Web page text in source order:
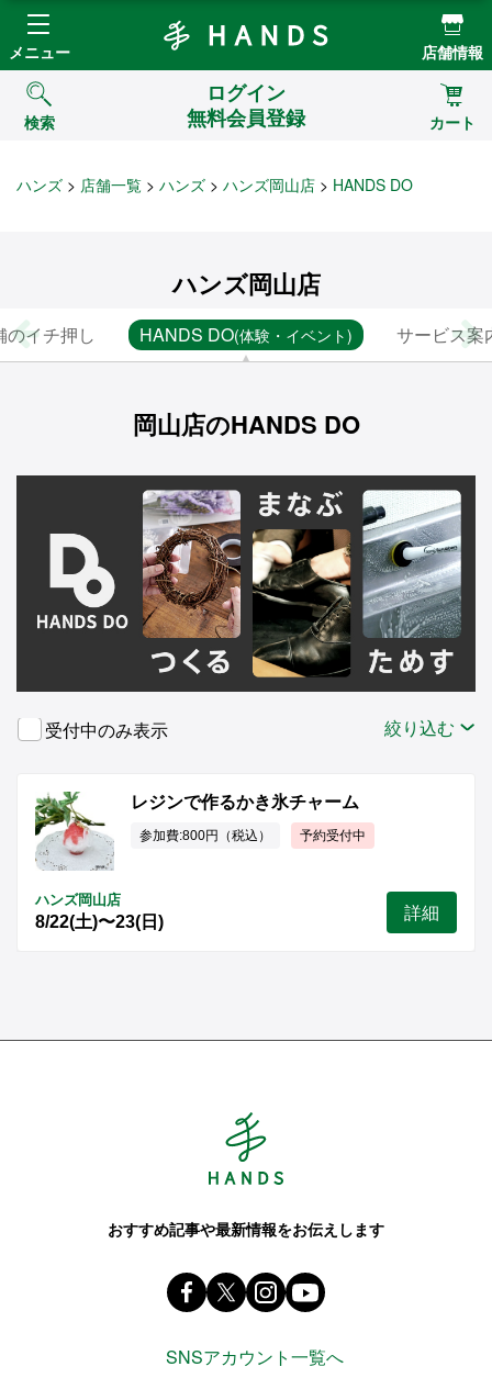
Hands ハンズ
メニュー 店舗情報
検索
ログイン
無料会員登録
カート
ハンズ 店舗一覧 ハンズ ハンズ岡山店 HANDS DO
ハンズ岡山店
のイチ押し HANDS DO(体験・イベント) サービス案
岡山店のHANDS DO
受付中のみ表示 絞り込む
レジンで作るかき氷チャーム
参加費:800円（税込） 予約受付中
ハンズ岡山店
8/22(土)〜23(日) 詳細
おすすめ記事や最新情報をお伝えします
Facebook ハンズ公式ファンページ
X(旧 twitter) @Hands_official_
instagram
SNSアカウント一覧へ